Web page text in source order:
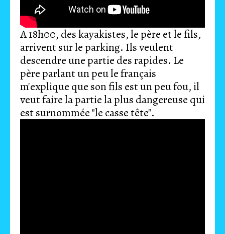
A 18h00, des kayakistes, le père et le fils,
arrivent sur le parking. Ils veulent
descendre une partie des rapides. Le
père parlant un peu le français
m'explique que son fils est un peu fou, il
veut faire la partie la plus dangereuse qui
est surnommée "le casse tête".